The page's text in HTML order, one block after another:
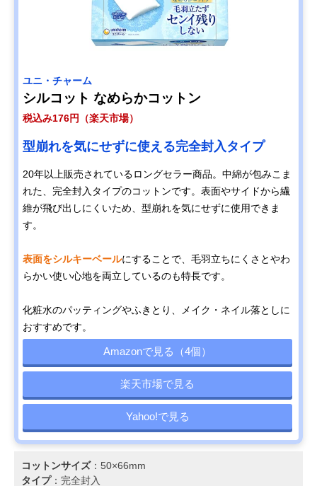
ユニ・チャーム
シルコット なめらかコットン
税込み176円（楽天市場）
型崩れを気にせずに使える完全封入タイプ
20年以上販売されているロングセラー商品。中綿が包みこま
れた、完全封入タイプのコットンです。表面やサイドから繊
維が飛び出しにくいため、型崩れを気にせずに使用できま
す。
表面をシルキーベールにすることで、毛羽立ちにくさとやわ
らかい使い心地を両立しているのも特長です。
化粧水のパッティングやふきとり、メイク・ネイル落としに
おすすめです。
Amazonで見る（4個）
楽天市場で見る
Yahoo!で見る
コットンサイズ：50×66mm
タイプ：完全封入